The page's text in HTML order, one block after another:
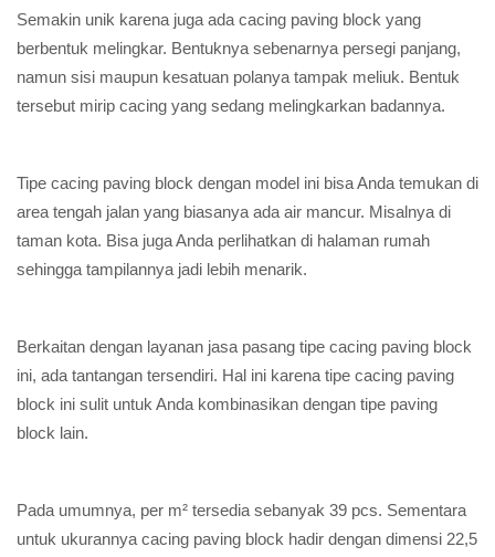
Semakin unik karena juga ada cacing paving block yang
berbentuk melingkar. Bentuknya sebenarnya persegi panjang,
namun sisi maupun kesatuan polanya tampak meliuk. Bentuk
tersebut mirip cacing yang sedang melingkarkan badannya.
Tipe cacing paving block dengan model ini bisa Anda temukan di
area tengah jalan yang biasanya ada air mancur. Misalnya di
taman kota. Bisa juga Anda perlihatkan di halaman rumah
sehingga tampilannya jadi lebih menarik.
Berkaitan dengan layanan jasa pasang tipe cacing paving block
ini, ada tantangan tersendiri. Hal ini karena tipe cacing paving
block ini sulit untuk Anda kombinasikan dengan tipe paving
block lain.
Pada umumnya, per m² tersedia sebanyak 39 pcs. Sementara
untuk ukurannya cacing paving block hadir dengan dimensi 22,5